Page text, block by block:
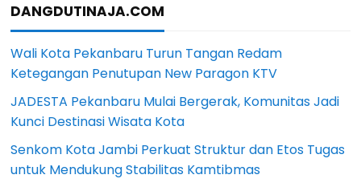
DANGDUTINAJA.COM
Wali Kota Pekanbaru Turun Tangan Redam
Ketegangan Penutupan New Paragon KTV
JADESTA Pekanbaru Mulai Bergerak, Komunitas Jadi
Kunci Destinasi Wisata Kota
Senkom Kota Jambi Perkuat Struktur dan Etos Tugas
untuk Mendukung Stabilitas Kamtibmas